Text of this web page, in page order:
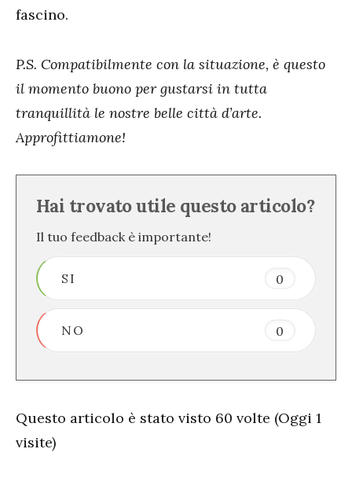
fascino.
P.S. Compatibilmente con la situazione, è questo
il momento buono per gustarsi in tutta
tranquillità le nostre belle città d’arte.
Approfittiamone!
Hai trovato utile questo articolo?
Il tuo feedback è importante!
SI 0
NO 0
Questo articolo è stato visto 60 volte (Oggi 1
visite)